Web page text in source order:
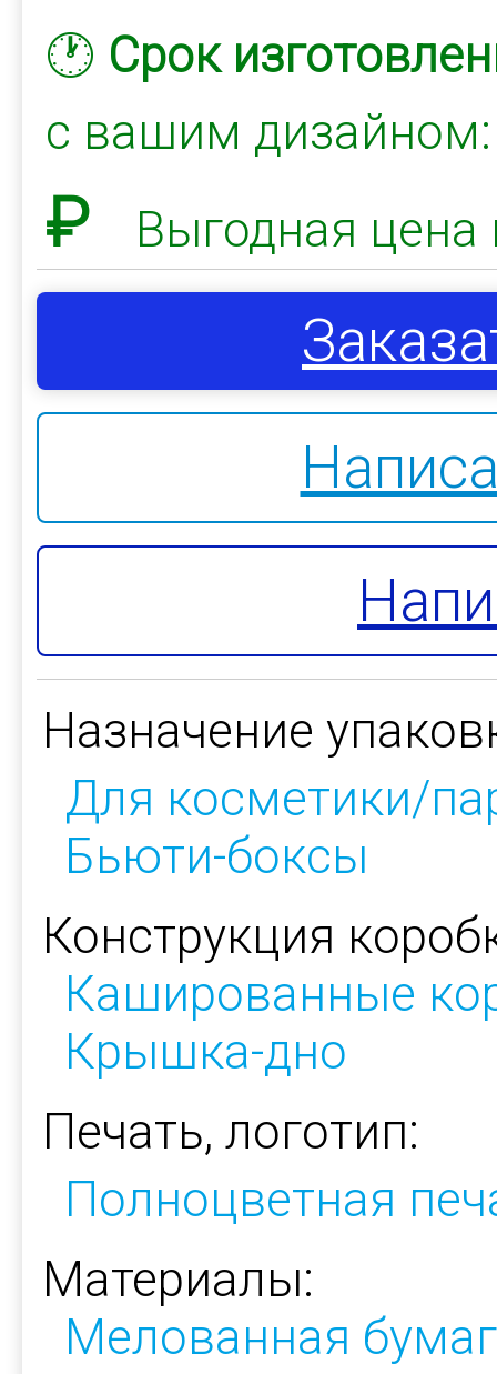
🕐 Срок
с вашим
₽ Выгодная
Назначение
Для косметики/
Бьюти-боксы
Конструкция
Кашированные
Крышка-дно
Печать, логотип:
Полноцветная
Материалы:
Мелованная